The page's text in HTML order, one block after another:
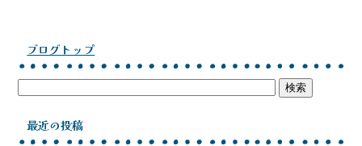
ブログトップ
最近の投稿